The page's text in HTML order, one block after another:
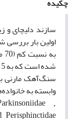
چکیده
سازند دلیچای و
اولین بار
وابسته به
,
Perisphinctidae